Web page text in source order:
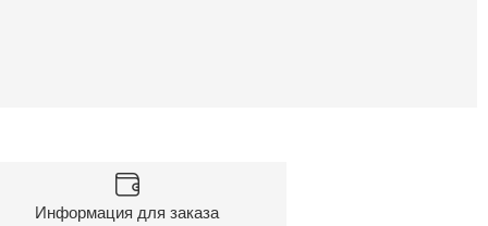
Информация для заказа